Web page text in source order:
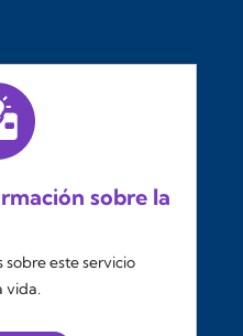
sobre la
este servicio
vida.